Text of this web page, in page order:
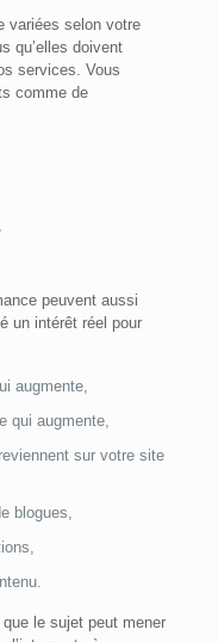
variées selon votre
qu’elles doivent
services. Vous
comme de
peuvent aussi
un intérêt réel pour
augmente,
qui augmente,
sur votre site
blogues,
le sujet peut mener